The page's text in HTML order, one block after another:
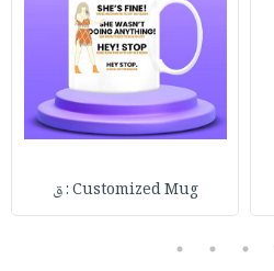
Customized Mug : ق
3
4
5